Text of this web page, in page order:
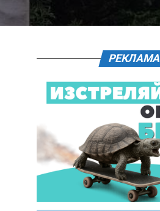
РЕКЛАМА